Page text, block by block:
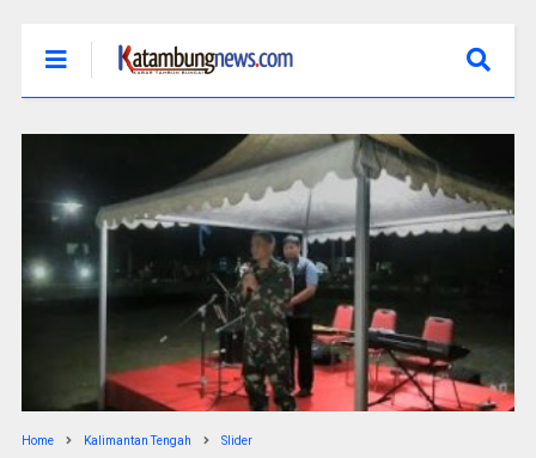
Home Kalimantan Tengah Slider